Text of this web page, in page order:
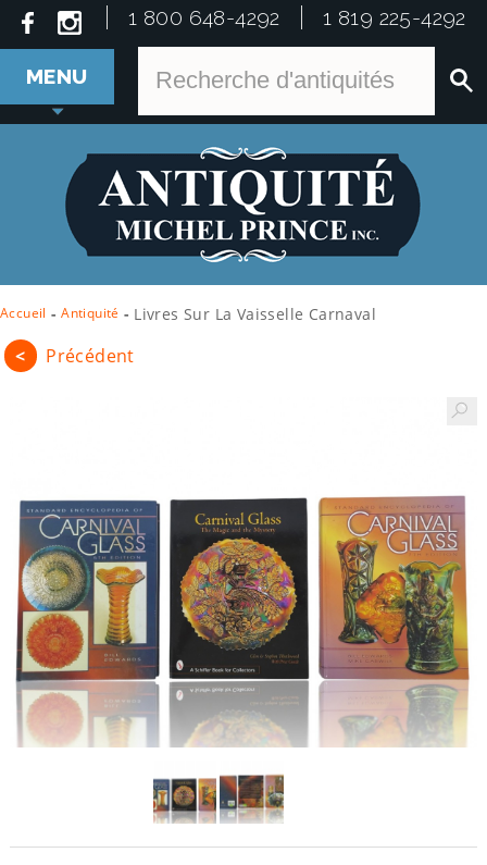
1 800 648-4292 1 819 225-4292
MENU
Accueil - Antiquité - Livres Sur La Vaisselle Carnaval
< Précédent